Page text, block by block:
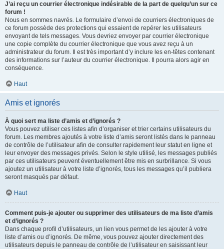
J’ai reçu un courrier électronique indésirable de la part de quelqu’un sur ce
forum !
Nous en sommes navrés. Le formulaire d’envoi de courriers électroniques de
ce forum possède des protections qui essaient de repérer les utilisateurs
envoyant de tels messages. Vous devriez envoyer par courrier électronique
une copie complète du courrier électronique que vous avez reçu à un
administrateur du forum. Il est très important d’y inclure les en-têtes contenant
des informations sur l’auteur du courrier électronique. Il pourra alors agir en
conséquence.
Haut
Amis et ignorés
À quoi sert ma liste d’amis et d’ignorés ?
Vous pouvez utiliser ces listes afin d’organiser et trier certains utilisateurs du
forum. Les membres ajoutés à votre liste d’amis seront listés dans le panneau
de contrôle de l’utilisateur afin de consulter rapidement leur statut en ligne et
leur envoyer des messages privés. Selon le style utilisé, les messages publiés
par ces utilisateurs peuvent éventuellement être mis en surbrillance. Si vous
ajoutez un utilisateur à votre liste d’ignorés, tous les messages qu’il publiera
seront masqués par défaut.
Haut
Comment puis-je ajouter ou supprimer des utilisateurs de ma liste d’amis
et d’ignorés ?
Dans chaque profil d’utilisateurs, un lien vous permet de les ajouter à votre
liste d’amis ou d’ignorés. De même, vous pouvez ajouter directement des
utilisateurs depuis le panneau de contrôle de l’utilisateur en saisissant leur